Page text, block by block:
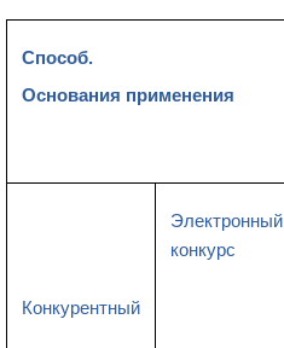
Способ.
Основания применения
Конкурентный
Электронный
конкурс